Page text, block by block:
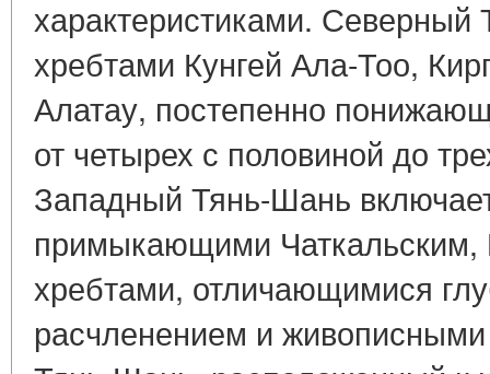
характеристиками.
хребтами Кунгей Ала-Тоо,
Алатау, постепенно
от четырех с половиной до
Западный Тянь-Шань
примыкающими Чаткальским,
хребтами, отличающимися
расчленением и